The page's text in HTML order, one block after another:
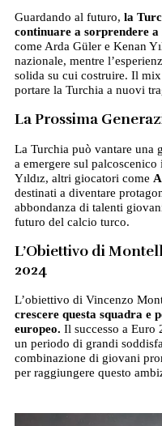
Guardando al futuro, la
continuare a sorprendere
come Arda Güler e Kenan
nazionale, mentre
solida su cui costruire. Il
portare la Turchia a nuovi
La Prossima
La Turchia può vantare una
a emergere sul
Yıldız, altri giocatori come
destinati a diventare
abbondanza di talenti
futuro del calcio turco.
L’Obiettivo di
2024
L’obiettivo di Vincenzo
crescere questa squadra e
europeo. Il successo a Euro
un periodo di grandi
combinazione di giovani
per raggiungere questo